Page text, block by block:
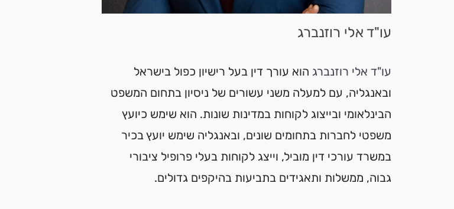
עו"ד אלי רוזנברג
עו"ד אלי רוזנברג הוא עורך דין בעל רישיון כפול בישראל
ובאנגליה, עם למעלה משני עשורים של ניסיון בתחום המשפט
הבינלאומי ובייצוג לקוחות במדינות שונות. הוא שימש כיועץ
משפטי לחברות בתחומים שונים, ובאנגליה שימש יועץ בכיר
במשרד עורכי דין מוביל, וייצג לקוחות בעלי פרופיל ציבורי
גבוה, ממשלות ותאגידים בתביעות בהיקפים גדולים.